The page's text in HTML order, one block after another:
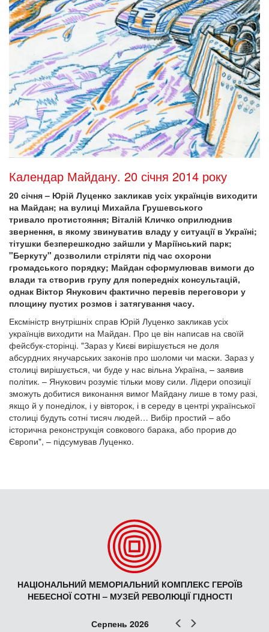
Календар Майдану. 20 січня 2014 року
20 січня – Юрій Луценко закликав усіх українців виходити
на Майдан; на вулиці Михайла Грушевського
тривало протистояння; Віталій Кличко оприлюднив
звернення, в якому звинуватив владу у ситуації в Україні;
тітушки безперешкодно зайшли у Маріїнський парк;
"Беркуту" дозволили стріляти під час охорони
громадського порядку; Майдан сформулював вимоги до
влади та створив групу для попередніх консультацій,
однак Віктор Янукович фактично перевів переговори у
площину пустих розмов і затягування часу.
Ексміністр внутрішніх справ Юрій Луценко закликав усіх
українців виходити на Майдан. Про це він написав на своїй
фейсбук-сторінці. "Зараз у Києві вирішується не доля
абсурдних янучарських законів про шоломи чи маски. Зараз у
столиці вирішується, чи буде у нас вільна Україна, – заявив
політик. – Янукович розуміє тільки мову сили. Лідери опозиції
зможуть добитися виконання вимог Майдану лише в тому разі,
якщо й у понеділок, і у вівторок, і в середу в центрі української
столиці будуть сотні тисяч людей… Вибір простий – або
історична реконструкція совкового барака, або прорив до
Європи", – підсумував Луценко.
НАЦІОНАЛЬНИЙ МЕМОРІАЛЬНИЙ КОМПЛЕКС ГЕРОЇВ
НЕБЕСНОЇ СОТНІ – МУЗЕЙ РЕВОЛЮЦІЇ ГІДНОСТІ
Попер
Серпень 2026